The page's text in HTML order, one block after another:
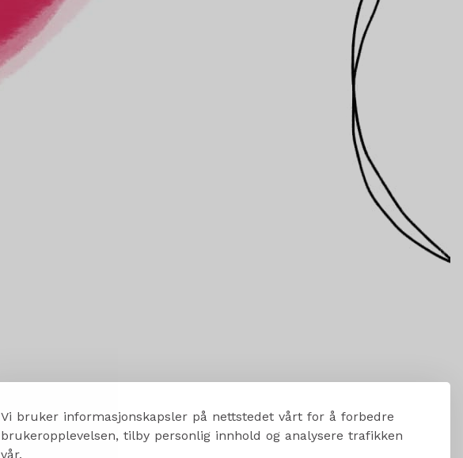
Vi bruker informasjonskapsler på nettstedet vårt for å forbedre
brukeropplevelsen, tilby personlig innhold og analysere trafikken
vår.